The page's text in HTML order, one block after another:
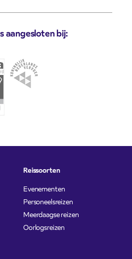
aangesloten bij:
Reissoorten
Evenementen
Personeelsreizen
Meerdaagse reizen
Oorlogsreizen